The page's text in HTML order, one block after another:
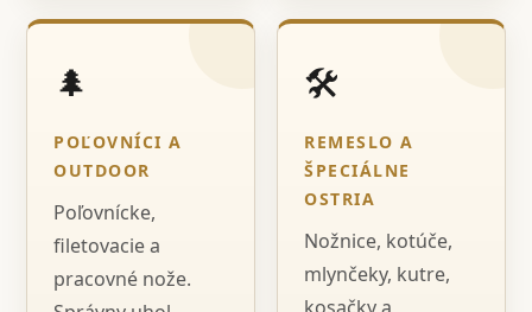
🌲
POĽOVNÍCI A
OUTDOOR
Poľovnícke,
filetovacie a
pracovné nože.
🛠️
REMESLO A
ŠPECIÁLNE
OSTRIA
Nožnice, kotúče,
mlynčeky, kutre,